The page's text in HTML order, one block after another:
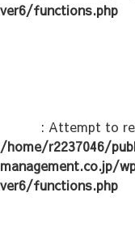
ver6/functions.php
: Attempt to
/home/r2237046/
management.co.jp/
ver6/functions.php